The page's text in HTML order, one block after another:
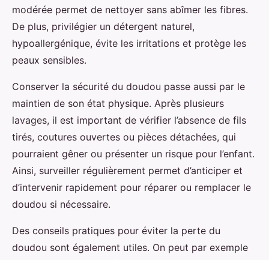
modérée permet de nettoyer sans abîmer les fibres.
De plus, privilégier un détergent naturel,
hypoallergénique, évite les irritations et protège les
peaux sensibles.
Conserver la sécurité du doudou passe aussi par le
maintien de son état physique. Après plusieurs
lavages, il est important de vérifier l’absence de fils
tirés, coutures ouvertes ou pièces détachées, qui
pourraient gêner ou présenter un risque pour l’enfant.
Ainsi, surveiller régulièrement permet d’anticiper et
d’intervenir rapidement pour réparer ou remplacer le
doudou si nécessaire.
Des conseils pratiques pour éviter la perte du
doudou sont également utiles. On peut par exemple